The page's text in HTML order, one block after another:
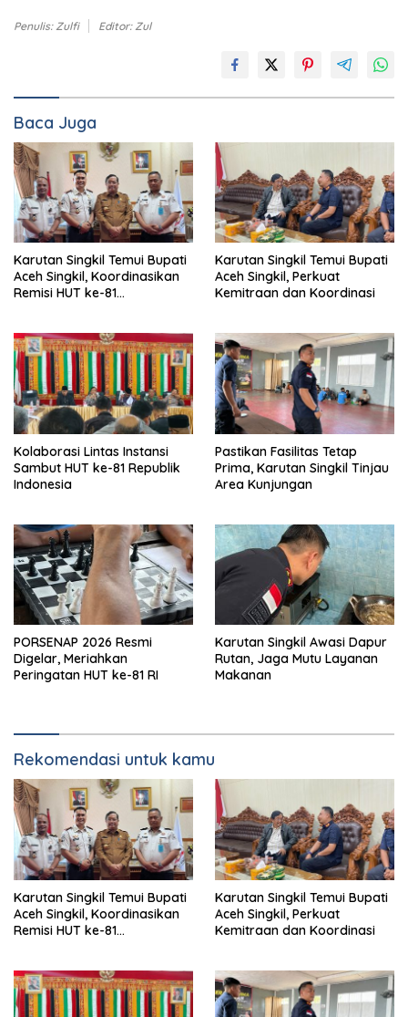
Penulis: Zulfi Editor: Zul
Baca Juga
Karutan Singkil Temui Bupati
Aceh Singkil, Koordinasikan
Remisi HUT ke-81
Karutan Singkil Temui Bupati
Aceh Singkil, Perkuat
Kemitraan dan Koordinasi
Kolaborasi Lintas Instansi
Sambut HUT ke-81 Republik
Indonesia
Pastikan Fasilitas Tetap
Prima, Karutan Singkil Tinjau
Area Kunjungan
PORSENAP 2026 Resmi
Digelar, Meriahkan
Peringatan HUT ke-81 RI
Karutan Singkil Awasi Dapur
Rutan, Jaga Mutu Layanan
Makanan
Rekomendasi untuk kamu
Karutan Singkil Temui Bupati
Aceh Singkil, Koordinasikan
Remisi HUT ke-81
Karutan Singkil Temui Bupati
Aceh Singkil, Perkuat
Kemitraan dan Koordinasi